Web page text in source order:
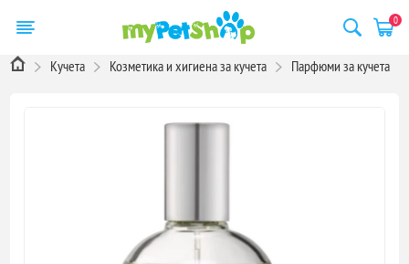
0
Кучета Козметика и хигиена за кучета Парфюми за кучета